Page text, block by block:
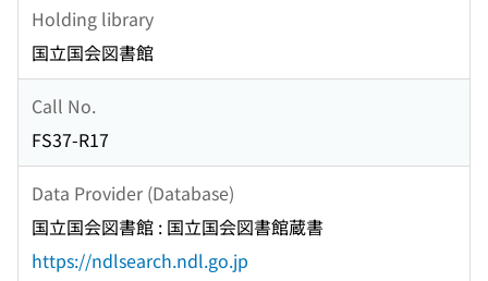
Holding library
国立国会図書館
Call No.
FS37-R17
Data Provider (Database)
国立国会図書館 : 国立国会図書館蔵書
https://ndlsearch.ndl.go.jp